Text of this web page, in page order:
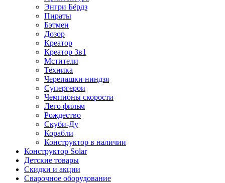
Энгри Бёрдз
Пираты
Бэтмен
Дозор
Креатор
Креатор 3в1
Мстители
Техника
Черепашки ниндзя
Супергерои
Чемпионы скорости
Лего фильм
Рождество
Скуби-Ду
Корабли
Конструктор в наличии
Конструктор Solar
Детские товары
Скидки и акции
Сварочное оборудование